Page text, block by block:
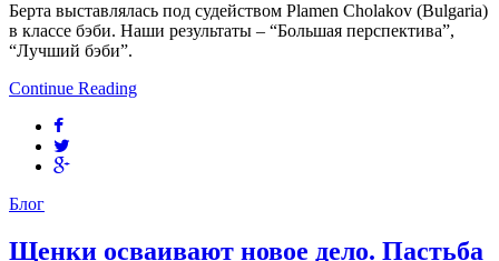
Берта выставлялась под судейством Plamen Cholakov (Bulgaria)
в классе бэби. Наши результаты – “Большая перспектива”,
“Лучший бэби”.
Continue Reading
Блог
Щенки осваивают новое дело. Пастьба